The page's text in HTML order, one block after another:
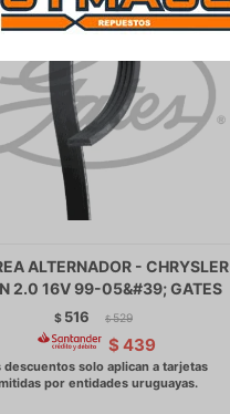
ALTERNADOR - CHRYSLER
2.0 16V 99-05&#39; GATES
$ 516 $ 529
$ 439